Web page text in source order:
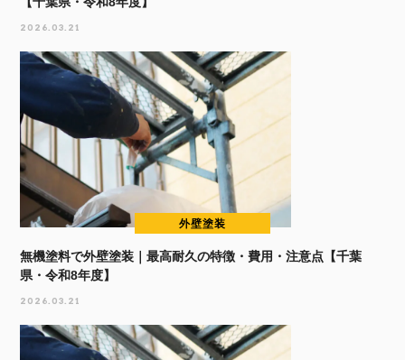
2026.03.21
外壁塗装
無機塗料で外壁塗装｜最高耐久の特徴・費用・注意点【千葉
県・令和8年度】
2026.03.21